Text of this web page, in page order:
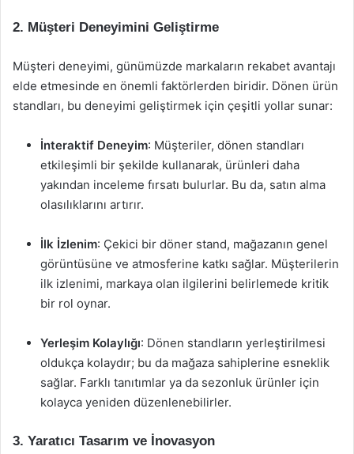
2. Müşteri Deneyimini Geliştirme
Müşteri deneyimi, günümüzde markaların rekabet avantajı
elde etmesinde en önemli faktörlerden biridir. Dönen ürün
standları, bu deneyimi geliştirmek için çeşitli yollar sunar:
İnteraktif Deneyim: Müşteriler, dönen standları
etkileşimli bir şekilde kullanarak, ürünleri daha
yakından inceleme fırsatı bulurlar. Bu da, satın alma
olasılıklarını artırır.
İlk İzlenim: Çekici bir döner stand, mağazanın genel
görüntüsüne ve atmosferine katkı sağlar. Müşterilerin
ilk izlenimi, markaya olan ilgilerini belirlemede kritik
bir rol oynar.
Yerleşim Kolaylığı: Dönen standların yerleştirilmesi
oldukça kolaydır; bu da mağaza sahiplerine esneklik
sağlar. Farklı tanıtımlar ya da sezonluk ürünler için
kolayca yeniden düzenlenebilirler.
3. Yaratıcı Tasarım ve İnovasyon